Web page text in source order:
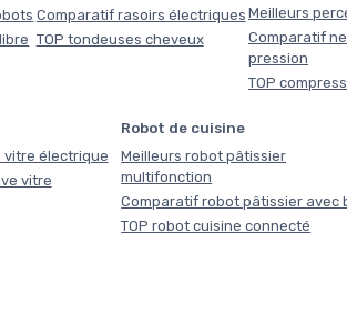
Comparatif rasoirs électriques
TOP tondeuses cheveux
Meilleurs
Comparatif
pression
TOP
vitre électrique
vitre
Robot de cuisine
Meilleurs robot pâtissier
multifonction
Comparatif robot pâtissier avec
TOP robot cuisine connecté